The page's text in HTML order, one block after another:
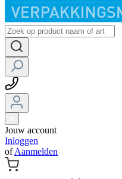
Jouw account
Inloggen
ofAanmelden